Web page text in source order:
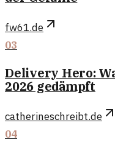
fw61.de
03
Delivery Hero:
2026 gedämpft
catherineschreibt.de
04